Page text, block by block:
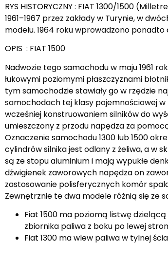
RYS HISTORYCZNY : FIAT 1300/1500
1961–1967 przez zakłady w Turynie, w
modelu. 1964 roku wprowadzono ponadto
OPIS : FIAT 1500
Nadwozie tego samochodu w maju 1961
łukowymi poziomymi płaszczyznami
tym samochodzie stawiały go w rzędzie
samochodach tej klasy pojemnościowej
wcześniej konstruowaniem silników do
umieszczony z przodu napędza za
Oznaczenie samochodu 1300 lub 1500
cylindrów silnika jest odlany z żeliwa, a w
są ze stopu aluminium i mają wypukłe
dźwigienek zaworowych napędza on
zastosowanie polisferycznych komór
Zewnętrznie te dwa modele różnią się ze
Fiat 1500 ma poziomą listwę
zbiornika paliwa z boku po lewej
Fiat 1300 ma wlew paliwa w tylnej